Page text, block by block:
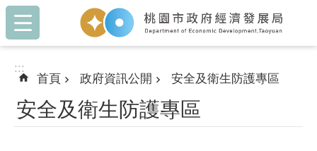
跳到主要內容區塊
:::
:::
首頁 政府資訊公開 安全及衛生防護專區
安全及衛生防護專區